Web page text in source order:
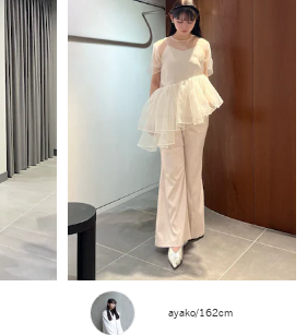
ayako/162cm